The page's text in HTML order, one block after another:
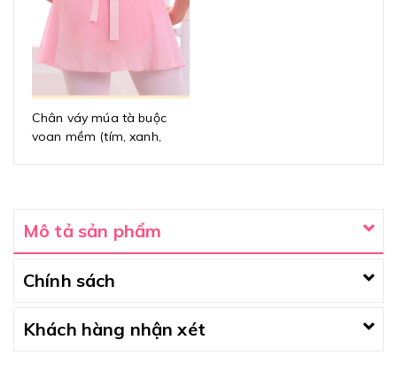
Chân váy múa tà buộc
voan mềm (tím, xanh,
Mô tả sản phẩm
Chính sách
Khách hàng nhận xét